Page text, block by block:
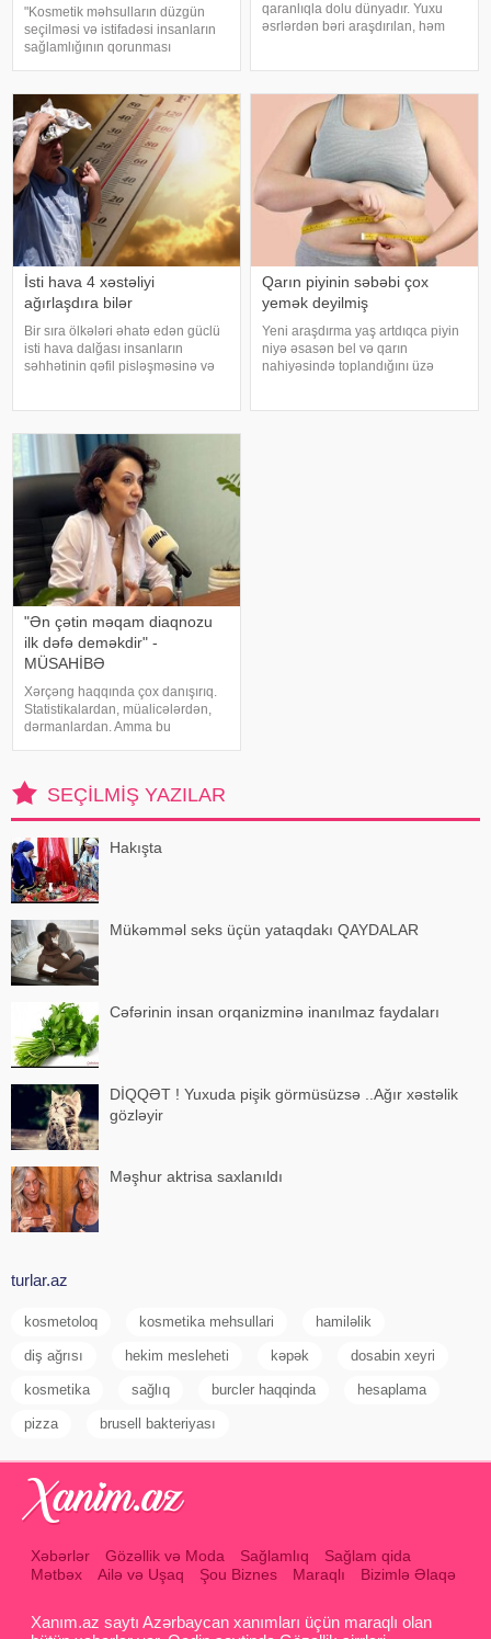
"Kosmetik məhsulların düzgün
seçilməsi və istifadəsi insanların
sağlamlığının qorunması
Səhiyyə Nazirliyinin rəsmi
"Instagram" hesabınd
qaranlıqla dolu dünyadır. Yuxu
əsrlərdən bəri araşdırılan, həm
rəngarəng yuxular bəzən də
cinsəlikl
İsti hava 4 xəstəliyi
ağırlaşdıra bilər
Bir sıra ölkələri əhatə edən güclü
isti hava dalğası insanların
səhhətinin qəfil pisləşməsinə və
günvurma riski yaratmır. xarici
Qarın piyinin səbəbi çox
yemək deyilmiş
Yeni araşdırma yaş artdıqca piyin
niyə əsasən bel və qarın
nahiyəsində toplandığını üzə
"Ən çətin məqam diaqnozu
ilk dəfə deməkdir" -
MÜSAHİBƏ
Xərçəng haqqında çox danışırıq.
Statistikalardan, müalicələrdən,
dərmanlardan. Amma bu
qorxularından, ümidlərindən,
yanlış bildiklərindən daha az
danışırıq. Elə buna gör
SEÇILMIŞ YAZILAR
Hakışta
Mükəmməl seks üçün yataqdakı QAYDALAR
Cəfərinin insan orqanizminə inanılmaz faydaları
DİQQƏT ! Yuxuda pişik görmüsüzsə ..Ağır xəstəlik
gözləyir
Məşhur aktrisa saxlanıldı
turlar.az
kosmetoloq kosmetika mehsullari hamiləlik
diş ağrısı hekim mesleheti kəpək dosabin xeyri
kosmetika sağlıq burcler haqqinda hesaplama
pizza brusell bakteriyası
Xəbərlər Gözəllik və Moda Sağlamlıq
Sağlam qida
Mətbəx
Ailə və Uşaq Şou Biznes Maraqlı Bizimlə Əlaqə
Xanım.az saytı Azərbaycan xanımları üçün maraqlı olan